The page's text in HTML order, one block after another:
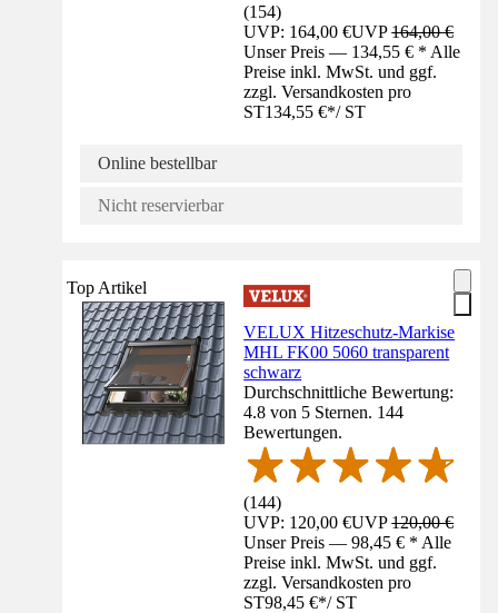
(154)
UVP: 164,00 €UVP164,00 €
Unser Preis — 134,55 € * Alle
Preise inkl. MwSt. und ggf.
zzgl. Versandkosten pro
ST134,55 €*/ ST
Online bestellbar
Nicht reservierbar
Top Artikel
VELUX Hitzeschutz-Markise
MHL FK00 5060 transparent
schwarz
Durchschnittliche Bewertung:
4.8 von 5 Sternen. 144
Bewertungen.
(144)
UVP: 120,00 €UVP120,00 €
Unser Preis — 98,45 € * Alle
Preise inkl. MwSt. und ggf.
zzgl. Versandkosten pro
ST98,45 €*/ ST